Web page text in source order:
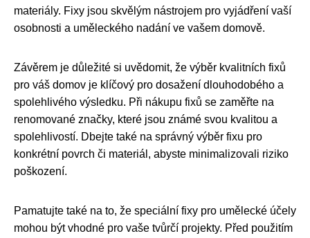
materiály. Fixy jsou skvělým nástrojem pro vyjádření vaší
osobnosti a uměleckého nadání ve vašem domově.
Závěrem je důležité si uvědomit, že výběr kvalitních fixů
pro váš domov je klíčový pro dosažení dlouhodobého a
spolehlivého výsledku. Při nákupu fixů se zaměřte na
renomované značky, které jsou známé svou kvalitou a
spolehlivostí. Dbejte také na správný výběr fixu pro
konkrétní povrch či materiál, abyste minimalizovali riziko
poškození.
Pamatujte také na to, že speciální fixy pro umělecké účely
mohou být vhodné pro vaše tvůrčí projekty. Před použitím